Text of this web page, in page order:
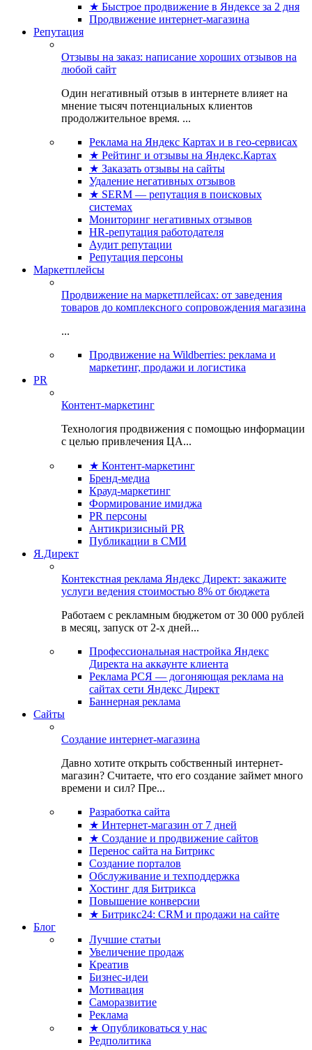
★ Быстрое продвижение в Яндексе за 2 дня
Продвижение интернет-магазина
Репутация
Отзывы на заказ: написание хороших отзывов на
любой сайт
Один негативный отзыв в интернете влияет на
мнение тысяч потенциальных клиентов
продолжительное время. ...
Реклама на Яндекс Картах и в гео-сервисах
★ Рейтинг и отзывы на Яндекс.Картах
★ Заказать отзывы на сайты
Удаление негативных отзывов
★ SERM — репутация в поисковых
системах
Мониторинг негативных отзывов
HR-репутация работодателя
Аудит репутации
Репутация персоны
Маркетплейсы
Продвижение на маркетплейсах: от заведения
товаров до комплексного сопровождения магазина
...
Продвижение на Wildberries: реклама и
маркетинг, продажи и логистика
PR
Контент-маркетинг
Технология продвижения с помощью информации
с целью привлечения ЦА...
★ Контент-маркетинг
Бренд-медиа
Крауд-маркетинг
Формирование имиджа
PR персоны
Антикризисный PR
Публикации в СМИ
Я.Директ
Контекстная реклама Яндекс Директ: закажите
услуги ведения стоимостью 8% от бюджета
Работаем с рекламным бюджетом от 30 000 рублей
в месяц, запуск от 2-х дней...
Профессиональная настройка Яндекс
Директа на аккаунте клиента
Реклама РСЯ — догоняющая реклама на
сайтах сети Яндекс Директ
Баннерная реклама
Сайты
Создание интернет-магазина
Давно хотите открыть собственный интернет-
магазин? Считаете, что его создание займет много
времени и сил? Пре...
Разработка сайта
★ Интернет-магазин от 7 дней
★ Создание и продвижение сайтов
Перенос сайта на Битрикс
Создание порталов
Обслуживание и техподдержка
Хостинг для Битрикса
Повышение конверсии
★ Битрикс24: CRM и продажи на сайте
Блог
Лучшие статьи
Увеличение продаж
Креатив
Бизнес-идеи
Мотивация
Саморазвитие
Реклама
★ Опубликоваться у нас
Редполитика